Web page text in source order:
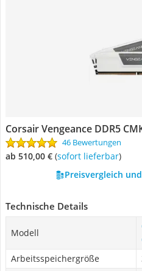
Corsair Vengeance DDR5
46 Bewertungen
ab 510,00 € ( Sofort lieferbar)
Preisvergleich
Technische Details
Modell
Arbeitsspeichergröße